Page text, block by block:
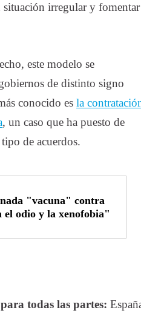
situación irregular y fomentar
este modelo se
de distinto signo
conocido es la
, un caso que ha puesto de
de acuerdos.
"vacuna" contra
el odio y la xenofobia"
todas las partes: